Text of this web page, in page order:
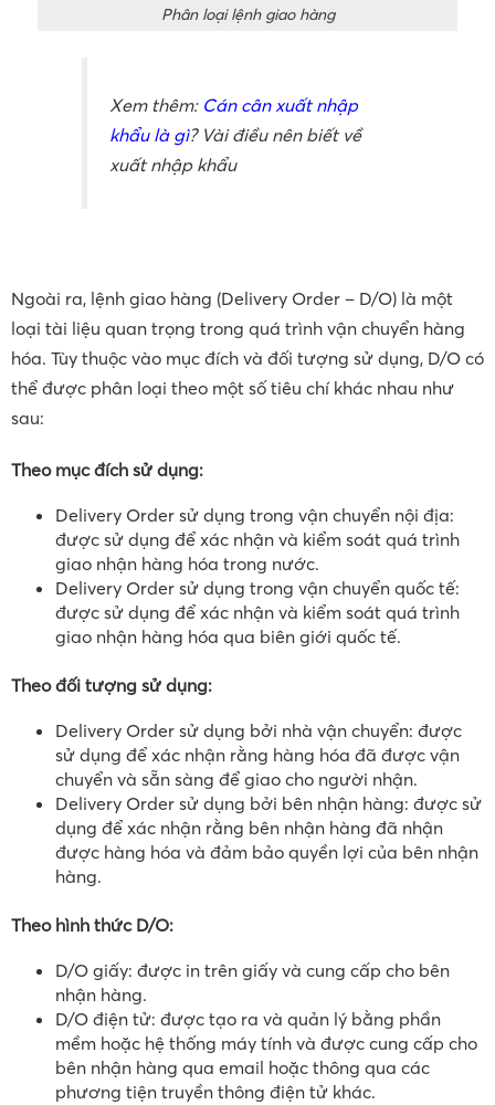
Phân loại lệnh giao hàng
Xem thêm: Cán cân xuất nhập
khẩu là gì? Vài điều nên biết về
xuất nhập khẩu
Ngoài ra, lệnh giao hàng (Delivery Order – D/O) là một
loại tài liệu quan trọng trong quá trình vận chuyển hàng
hóa. Tùy thuộc vào mục đích và đối tượng sử dụng, D/O có
thể được phân loại theo một số tiêu chí khác nhau như
sau:
Theo mục đích sử dụng:
Delivery Order sử dụng trong vận chuyển nội địa:
được sử dụng để xác nhận và kiểm soát quá trình
giao nhận hàng hóa trong nước.
Delivery Order sử dụng trong vận chuyển quốc tế:
được sử dụng để xác nhận và kiểm soát quá trình
giao nhận hàng hóa qua biên giới quốc tế.
Theo đối tượng sử dụng:
Delivery Order sử dụng bởi nhà vận chuyển: được
sử dụng để xác nhận rằng hàng hóa đã được vận
chuyển và sẵn sàng để giao cho người nhận.
Delivery Order sử dụng bởi bên nhận hàng: được sử
dụng để xác nhận rằng bên nhận hàng đã nhận
được hàng hóa và đảm bảo quyền lợi của bên nhận
hàng.
Theo hình thức D/O:
D/O giấy: được in trên giấy và cung cấp cho bên
nhận hàng.
D/O điện tử: được tạo ra và quản lý bằng phần
mềm hoặc hệ thống máy tính và được cung cấp cho
bên nhận hàng qua email hoặc thông qua các
phương tiện truyền thông điện tử khác.